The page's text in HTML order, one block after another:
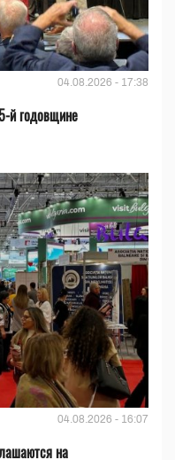
04.08.2026 - 17:38
й годовщине
04.08.2026 - 16:07
на